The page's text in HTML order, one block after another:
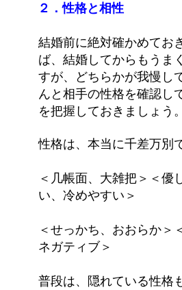
２．性格と相性
結婚前に絶対確かめてお
ば、結婚してからもうま
すが、どちらかが我慢し
んと相手の性格を確認し
を把握しておきましょう。
性格は、本当に千差万別
＜几帳面、大雑把＞＜優
い、冷めやすい＞
＜せっかち、おおらか＞
ネガティブ＞
普段は、隠れている性格